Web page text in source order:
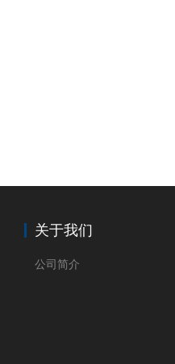
关于我们
公司简介